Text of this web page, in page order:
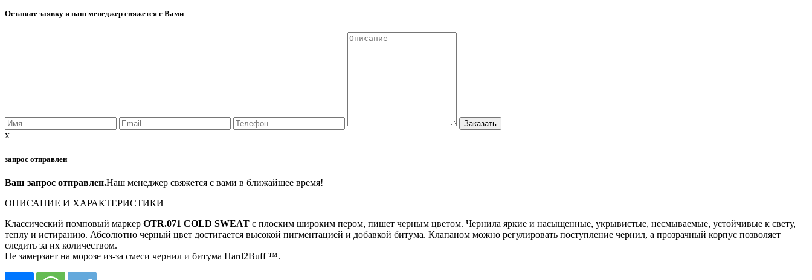
Оставьте заявку и наш менеджер свяжется с Вами
x
запрос отправлен
Ваш запрос отправлен.Наш менеджер свяжется с вами в ближайшее время!
ОПИСАНИЕ И ХАРАКТЕРИСТИКИ
Классический помповый маркер OTR.071 COLD SWEAT с плоским широким пером, пишет черным цветом. Чернила яркие и насыщенные, укрывистые, несмываемые, устойчивые к свету,
теплу и истиранию. Абсолютно черный цвет достигается высокой пигментацией и добавкой битума. Клапаном можно регулировать поступление чернил, а прозрачный корпус позволяет
следить за их количеством.
Не замерзает на морозе из-за смеси чернил и битума Hard2Buff ™.